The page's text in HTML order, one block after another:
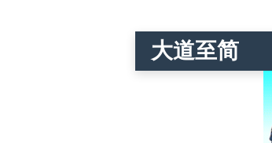
大道至简